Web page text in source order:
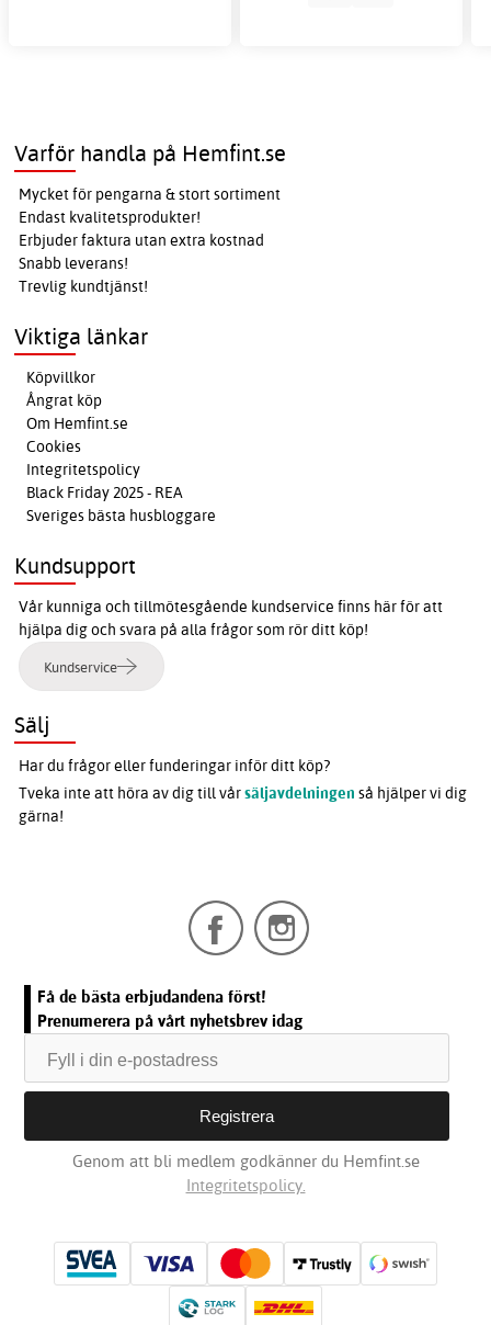
Varför handla på Hemfint.se
Mycket för pengarna & stort sortiment
Endast kvalitetsprodukter!
Erbjuder faktura utan extra kostnad
Snabb leverans!
Trevlig kundtjänst!
Viktiga länkar
Köpvillkor
Ångrat köp
Om Hemfint.se
Cookies
Integritetspolicy
Black Friday 2025 - REA
Sveriges bästa husbloggare
Kundsupport
Vår kunniga och tillmötesgående kundservice finns här för att
hjälpa dig och svara på alla frågor som rör ditt köp!
Kundservice
Sälj
Har du frågor eller funderingar inför ditt köp?
Tveka inte att höra av dig till vårsäljavdelningen så hjälper vi dig
gärna!
Få de bästa erbjudandena först!
Prenumerera på vårt nyhetsbrev idag
Genom att bli medlem godkänner du Hemfint.se
Integritetspolicy.